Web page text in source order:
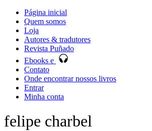
Página inicial
Quem somos
Loja
Autores & tradutores
Revista Puñado
Ebooks e
Contato
Onde encontrar nossos livros
Entrar
Minha conta
felipe charbel